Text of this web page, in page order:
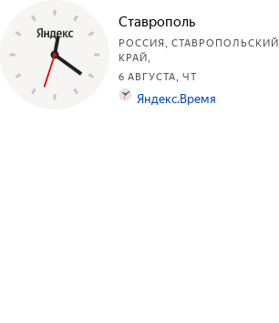
Ставрополь
РОССИЯ, СТАВРОПОЛЬСКИЙ
КРАЙ,
6 АВГУСТА, ЧТ
Яндекс.Время